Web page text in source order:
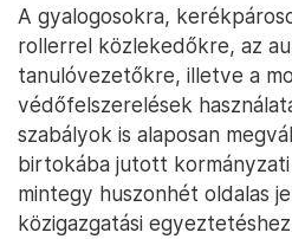
A gyalogosokra,
rollerrel közlekedőkre, az
tanulóvezetőkre, illetve a
védőfelszerelések
szabályok is alaposan
birtokába jutott
mintegy huszonhét oldalas
közigazgatási